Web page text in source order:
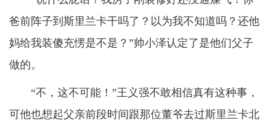
爸前阵子到斯里兰卡干吗了？以为我不知道吗？还他
妈给我装傻充愣是不是？”帅小泽认定了是他们父子
做的。
“不，这不可能！”王义强不敢相信真有这种事，
可他也想起父亲前段时间跟那位董爷去过斯里兰卡北